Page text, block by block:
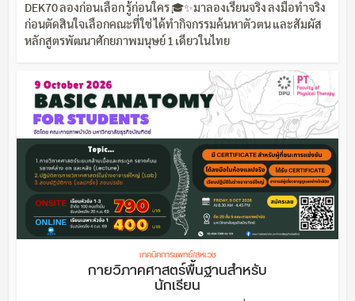
DEK70 ลองก่อนเลือก รู้ก่อนใคร 🎓✨มาลองเรียนจริง ลงมือทำจริง
ก่อนตัดสินใจเลือกคณะที่ใช่ ได้ทำกิจกรรมค้นหาตัวตน และสัมผัส
หลักสูตรพัฒนาศักยภาพมนุษย์ 1 เดียวในไทย
เทคนิคการแพทย์/สหเวช
กายวิภาคศาสตร์พื้นฐานสำหรับ
นักเรียน